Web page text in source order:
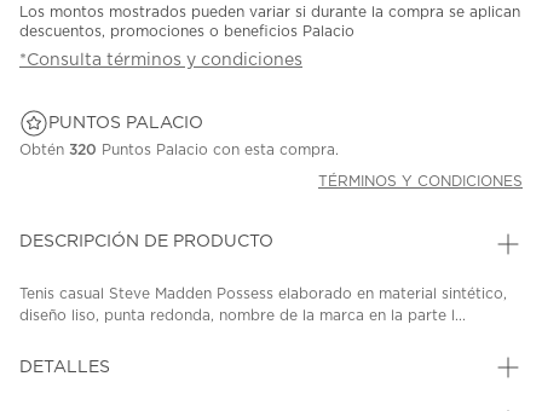
Los montos mostrados pueden variar si durante la compra se aplican
descuentos, promociones o beneficios Palacio
*Consulta términos y condiciones
PUNTOS PALACIO
Obtén 320 Puntos Palacio con esta compra.
TÉRMINOS Y CONDICIONES
DESCRIPCIÓN DE PRODUCTO
Tenis casual Steve Madden Possess elaborado en material sintético,
diseño liso, punta redonda, nombre de la marca en la parte l...
DETALLES